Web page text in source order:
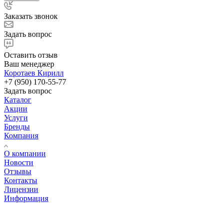
Заказать звонок
Задать вопрос
Оставить отзыв
Ваш менеджер
Коротаев Кирилл
+7 (950) 170-55-77
Задать вопрос
Каталог
Акции
Услуги
Бренды
Компания
О компании
Новости
Отзывы
Контакты
Лицензии
Информация